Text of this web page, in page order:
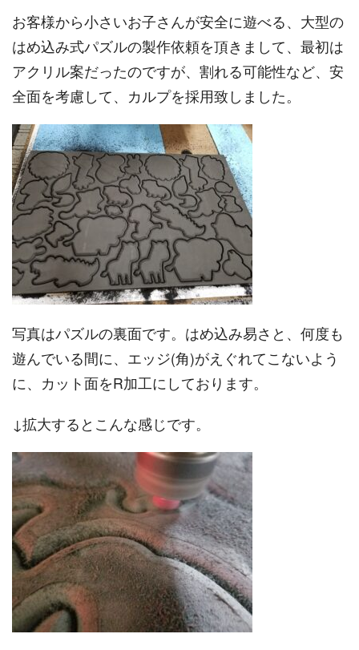
お客様から小さいお子さんが安全に遊べる、大型の
はめ込み式パズルの製作依頼を頂きまして、最初は
アクリル案だったのですが、割れる可能性など、安
全面を考慮して、カルプを採用致しました。
写真はパズルの裏面です。はめ込み易さと、何度も
遊んでいる間に、エッジ(角)がえぐれてこないよう
に、カット面をR加工にしております。
↓拡大するとこんな感じです。